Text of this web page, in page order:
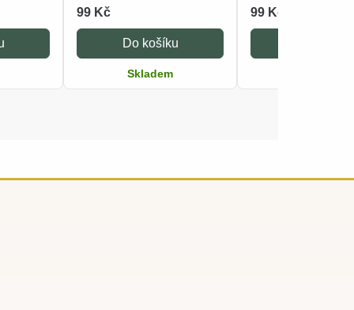
99 Kč
Do košíku
Skladem
99 Kč